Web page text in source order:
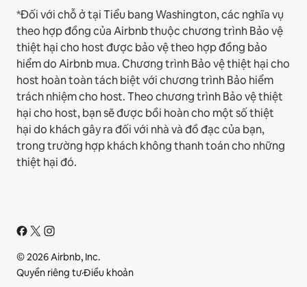
*Đối với chỗ ở tại Tiểu bang Washington, các nghĩa vụ
theo hợp đồng của Airbnb thuộc chương trình Bảo vệ
thiệt hại cho host được bảo vệ theo hợp đồng bảo
hiểm do Airbnb mua. Chương trình Bảo vệ thiệt hại cho
host hoàn toàn tách biệt với chương trình Bảo hiểm
trách nhiệm cho host. Theo chương trình Bảo vệ thiệt
hại cho host, bạn sẽ được bồi hoàn cho một số thiệt
hại do khách gây ra đối với nhà và đồ đạc của bạn,
trong trường hợp khách không thanh toán cho những
thiệt hại đó.
© 2026 Airbnb, Inc.
Quyền riêng tư·Điều khoản